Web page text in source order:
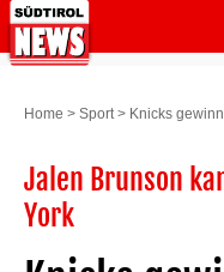
Home > Sport> Knicks
Jalen Brunson
York